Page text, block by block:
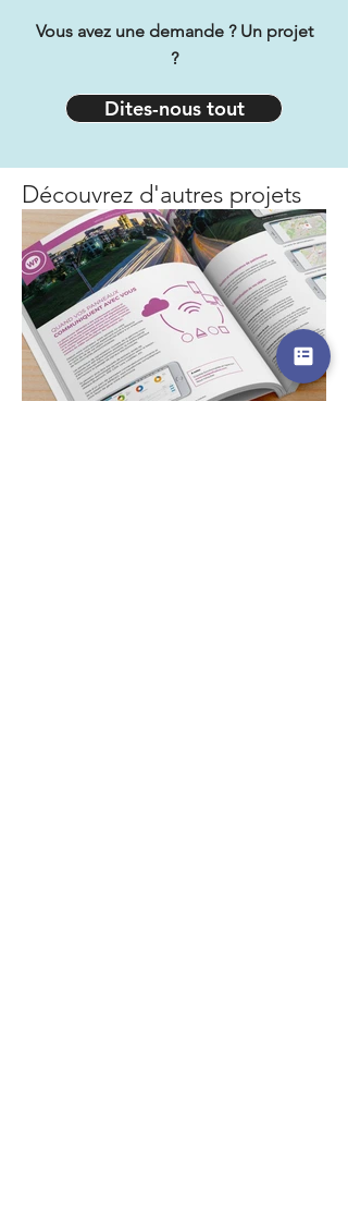
Vous avez une demande ? Un projet
?
Dites-nous tout
Découvrez d'autres projets